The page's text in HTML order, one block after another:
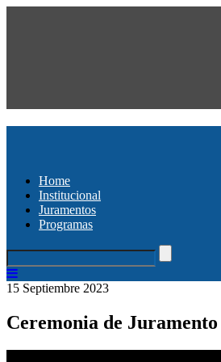
Home
Institucional
Juramentos
Programas
15 Septiembre 2023
Ceremonia de Juramento